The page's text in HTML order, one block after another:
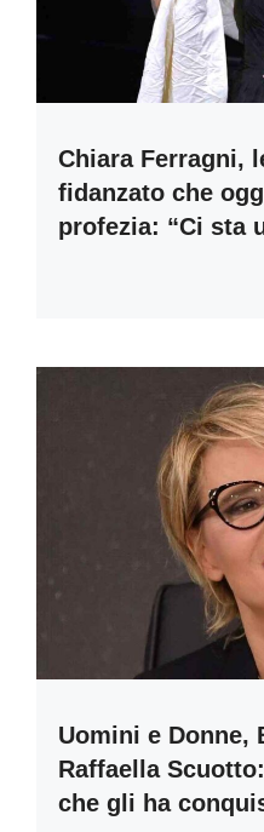
Chiara Ferragni,
fidanzato che
profezia: “Ci sta
Uomini e Donne,
Raffaella
che gli ha